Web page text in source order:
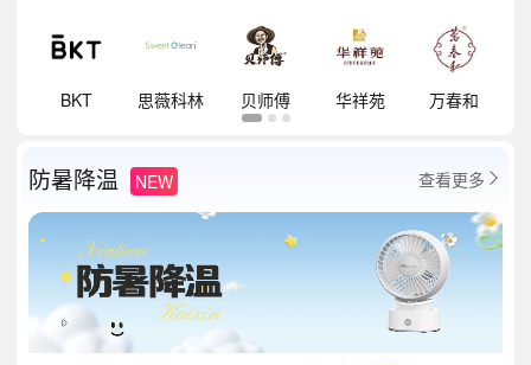
BKT 思薇科林 贝师傅 华祥苑 万春和
防暑降温 NEW 查看更多 